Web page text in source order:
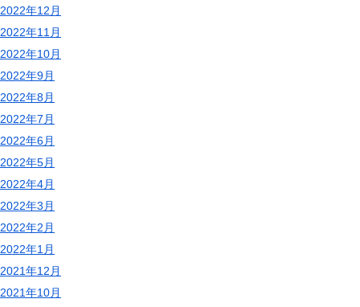
2022年12月
2022年11月
2022年10月
2022年9月
2022年8月
2022年7月
2022年6月
2022年5月
2022年4月
2022年3月
2022年2月
2022年1月
2021年12月
2021年10月